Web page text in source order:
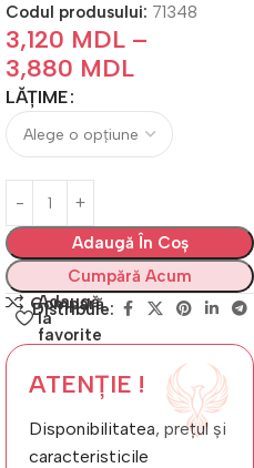
Codul produsului: 71348
3,120 MDL –
3,880 MDL
LĂȚIME
Adaugă În Coș
Cumpără Acum
Compară
Adaugă
la
favorite
Distribuie:
ATENȚIE !
Disponibilitatea, prețul și
caracteristicile